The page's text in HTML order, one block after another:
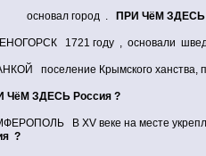
город . ПРИ ЧёМ ЗДЕСЬ
1721 году , основали
поселение Крымского ханства,
ЧёМ ЗДЕСЬ Россия ?
В XV веке на месте
?